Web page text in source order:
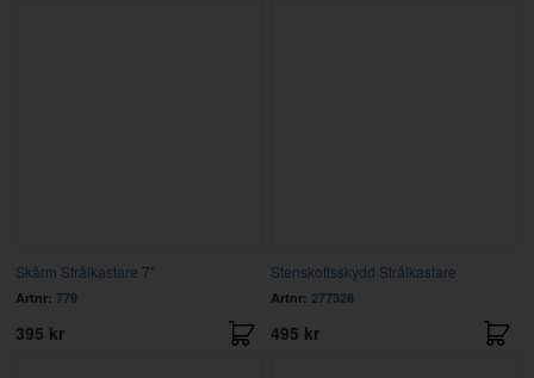
Skärm Strålkastare 7"
Artnr: 779
395 kr
Stenskottsskydd Strålkastare
Artnr: 277328
495 kr